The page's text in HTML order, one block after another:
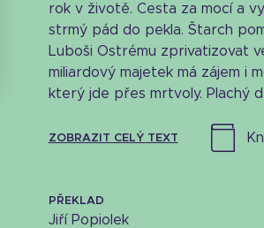
Stáhnout obálku
12.29 KB
rok v životě. Cesta za mocí a
strmý pád do pekla. Štarch
Luboši Ostrému zprivatizovat
miliardový majetek má zájem i
který jde přes mrtvoly. Plachý
ZOBRAZIT CELÝ TEXT
PŘEKLAD
Jiří Popiolek